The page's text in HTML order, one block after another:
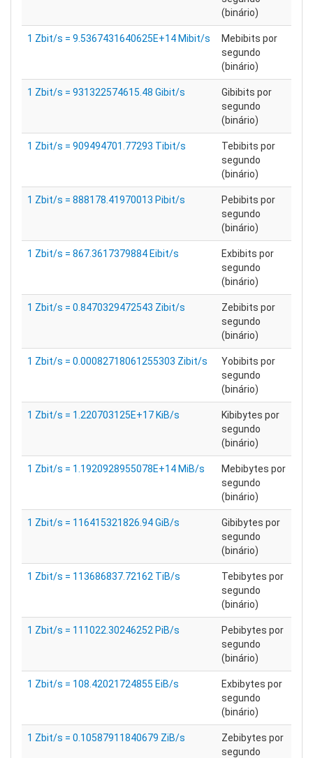
(binário)
1 Zbit/s = 9.5367431640625E+14 Mibit/s
Mebibits por
segundo
(binário)
1 Zbit/s = 931322574615.48 Gibit/s
Gibibits por
segundo
(binário)
1 Zbit/s = 909494701.77293 Tibit/s
Tebibits por
segundo
(binário)
1 Zbit/s = 888178.41970013 Pibit/s
Pebibits por
segundo
(binário)
1 Zbit/s = 867.3617379884 Eibit/s
Exbibits por
segundo
(binário)
1 Zbit/s = 0.8470329472543 Zibit/s
Zebibits por
segundo
(binário)
1 Zbit/s = 0.00082718061255303 Zibit/s
Yobibits por
segundo
(binário)
1 Zbit/s = 1.220703125E+17 KiB/s
Kibibytes por
segundo
(binário)
1 Zbit/s = 1.1920928955078E+14 MiB/s
Mebibytes por
segundo
(binário)
1 Zbit/s = 116415321826.94 GiB/s
Gibibytes por
segundo
(binário)
1 Zbit/s = 113686837.72162 TiB/s
Tebibytes por
segundo
(binário)
1 Zbit/s = 111022.30246252 PiB/s
Pebibytes por
segundo
(binário)
1 Zbit/s = 108.42021724855 EiB/s
Exbibytes por
segundo
(binário)
1 Zbit/s = 0.10587911840679 ZiB/s
Zebibytes por
segundo